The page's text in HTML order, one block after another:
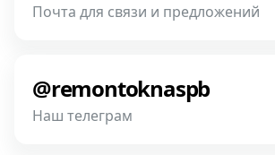
фотографии, размеры и пр.
Почта для связи и предложений
фотографии, размеры и пр.
@remontoknaspb
Наш телеграм